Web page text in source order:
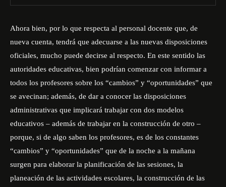
Ahora bien, por lo que respecta al personal docente que, de
nueva cuenta, tendrá que adecuarse a las nuevas disposiciones
oficiales, mucho puede decirse al respecto. En este sentido las
autoridades educativas, bien podrían comenzar con informar a
todos los profesores sobre los “cambios” y “oportunidades” que
se avecinan; además, de dar a conocer las disposiciones
administrativas que implicará trabajar con dos modelos
educativos – además de trabajar en la construcción de otro –
porque, si de algo saben los profesores, es de los constantes
“cambios” y “oportunidades” que de la noche a la mañana
surgen para elaborar la planificación de las sesiones, la
planeación de las actividades escolares, la construcción de las